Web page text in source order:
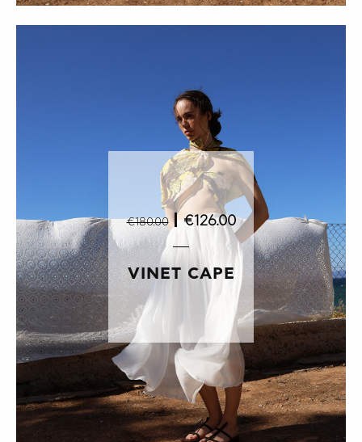
€180.00 | €126.00
VINET CAPE